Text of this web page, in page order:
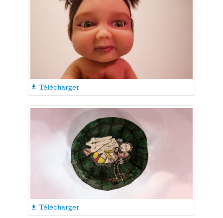
 Télécharger
 Télécharger